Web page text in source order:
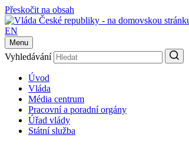
Přeskočit na obsah
EN
Menu
Vyhledávání
Úvod
Vláda
Média centrum
Pracovní a poradní orgány
Úřad vlády
Státní služba